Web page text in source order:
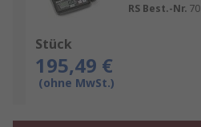
RS Best.-Nr.
Stück
195,49 €
(ohne MwSt.)